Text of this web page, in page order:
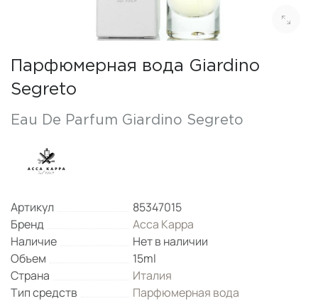
Парфюмерная вода Giardino
Segreto
Eau De Parfum Giardino Segreto
Артикул
85347015
Бренд
Acca Kappa
Наличие
Нет в наличии
Объем
15ml
Страна
Италия
Тип средств
Парфюмерная вода